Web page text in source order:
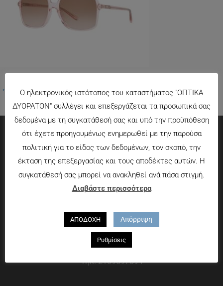
← Προηγούμενο Πολυμέσα
Πληροφορίες
Τρόποι πληρωμής
Τρόποι αποστολής
Που θα μας βρείτε
Χαροκόπου 13-15, Αθήνα 176 72
Τηλ. 2109597894
Ο ηλεκτρονικός ιστότοπος του καταστήματος "ΟΠΤΙΚΑ
ΔΥΟΡΑΤΟΝ" συλλέγει και επεξεργάζεται τα προσωπικά σας
δεδομένα με τη συγκατάθεσή σας και υπό την προϋπόθεση
ότι έχετε προηγουμένως ενημερωθεί με την παρούσα
πολιτική για το είδος των δεδομένων, τον σκοπό, την
έκταση της επεξεργασίας και τους αποδέκτες αυτών. Η
συγκατάθεσή σας μπορεί να ανακληθεί ανά πάσα στιγμή.
Διαβάστε περισσότερα
ΑΠΟΔΟΧΗ Απόρριψη
Ρυθμίσεις